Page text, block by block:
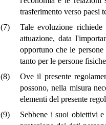
trasferimento verso paesi
(7)
Tale evoluzione
attuazione, data
opportuno che le
tanto per le persone
(8)
Ove il presente
possono, nella misura
elementi del presente
(9)
Sebbene i suoi obiettivi